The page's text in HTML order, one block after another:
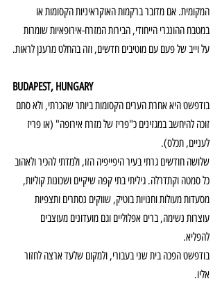
המקומית. אם מדובר ברקמות האוקראיניות הקסומות או
במטבח ההונגרי הייחודי, הבירות המזרח-אירופאיות שומרות
על וייב של פעם עם מוטיבים חדשים, וזה בהחלט מרענן לראות.
BUDAPEST, HUNGARY
בודפשט היא אחרת הערים הקסומות ביותר שהכרתי, ולא סתם
זוכה להיחשב במגזינים כ"פריז של מזרח אירופה" (או פריז
לעניים, תכלס).
שלושה חודשים גרתי בעיר היפייפיה הזו, ולמדתי להכיר ולאהוב
כל סמטה וקתדרלה. גיליתי בתי קפה שיקיים ושכונות קוליות,
מסעדות מעולות וחנויות בוטיק, שווקים נסתרים ותצפיות
עוצרות נשימה, ברים אפלוליים וגם מועדונים מעוצבים
להפליא.
בודפשט הפכה בית שני בעבורי, ולמקום שלעד ארצה לחזור
אליו.